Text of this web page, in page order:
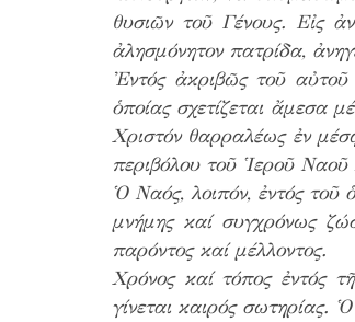
θυσιῶν τοῦ Γένους. Εἰς
ἀλησμόνητον πατρίδα,
Ἐντός ἀκριβῶς τοῦ αὐτοῦ
ὁποίας σχετίζεται ἄμεσα
Χριστόν θαρραλέως ἐν
περιβόλου τοῦ Ἱεροῦ Ναοῦ
Ὁ Ναός, λοιπόν, ἐντός τοῦ
μνήμης καί συγχρόνως
παρόντος καί μέλλοντος.
Χρόνος καί τόπος ἐντός
γίνεται καιρός σωτηρίας.